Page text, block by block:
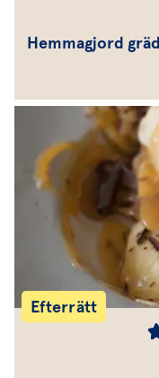
Hemmagjord
Efterrätt